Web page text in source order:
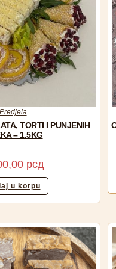
Predjela
TORTI I PUNJENIH
– 1.5KG
рсд
u korpu